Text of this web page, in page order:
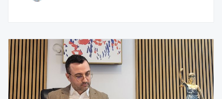
de Cabinet Avocat Bogdan Palade DIN SERIA